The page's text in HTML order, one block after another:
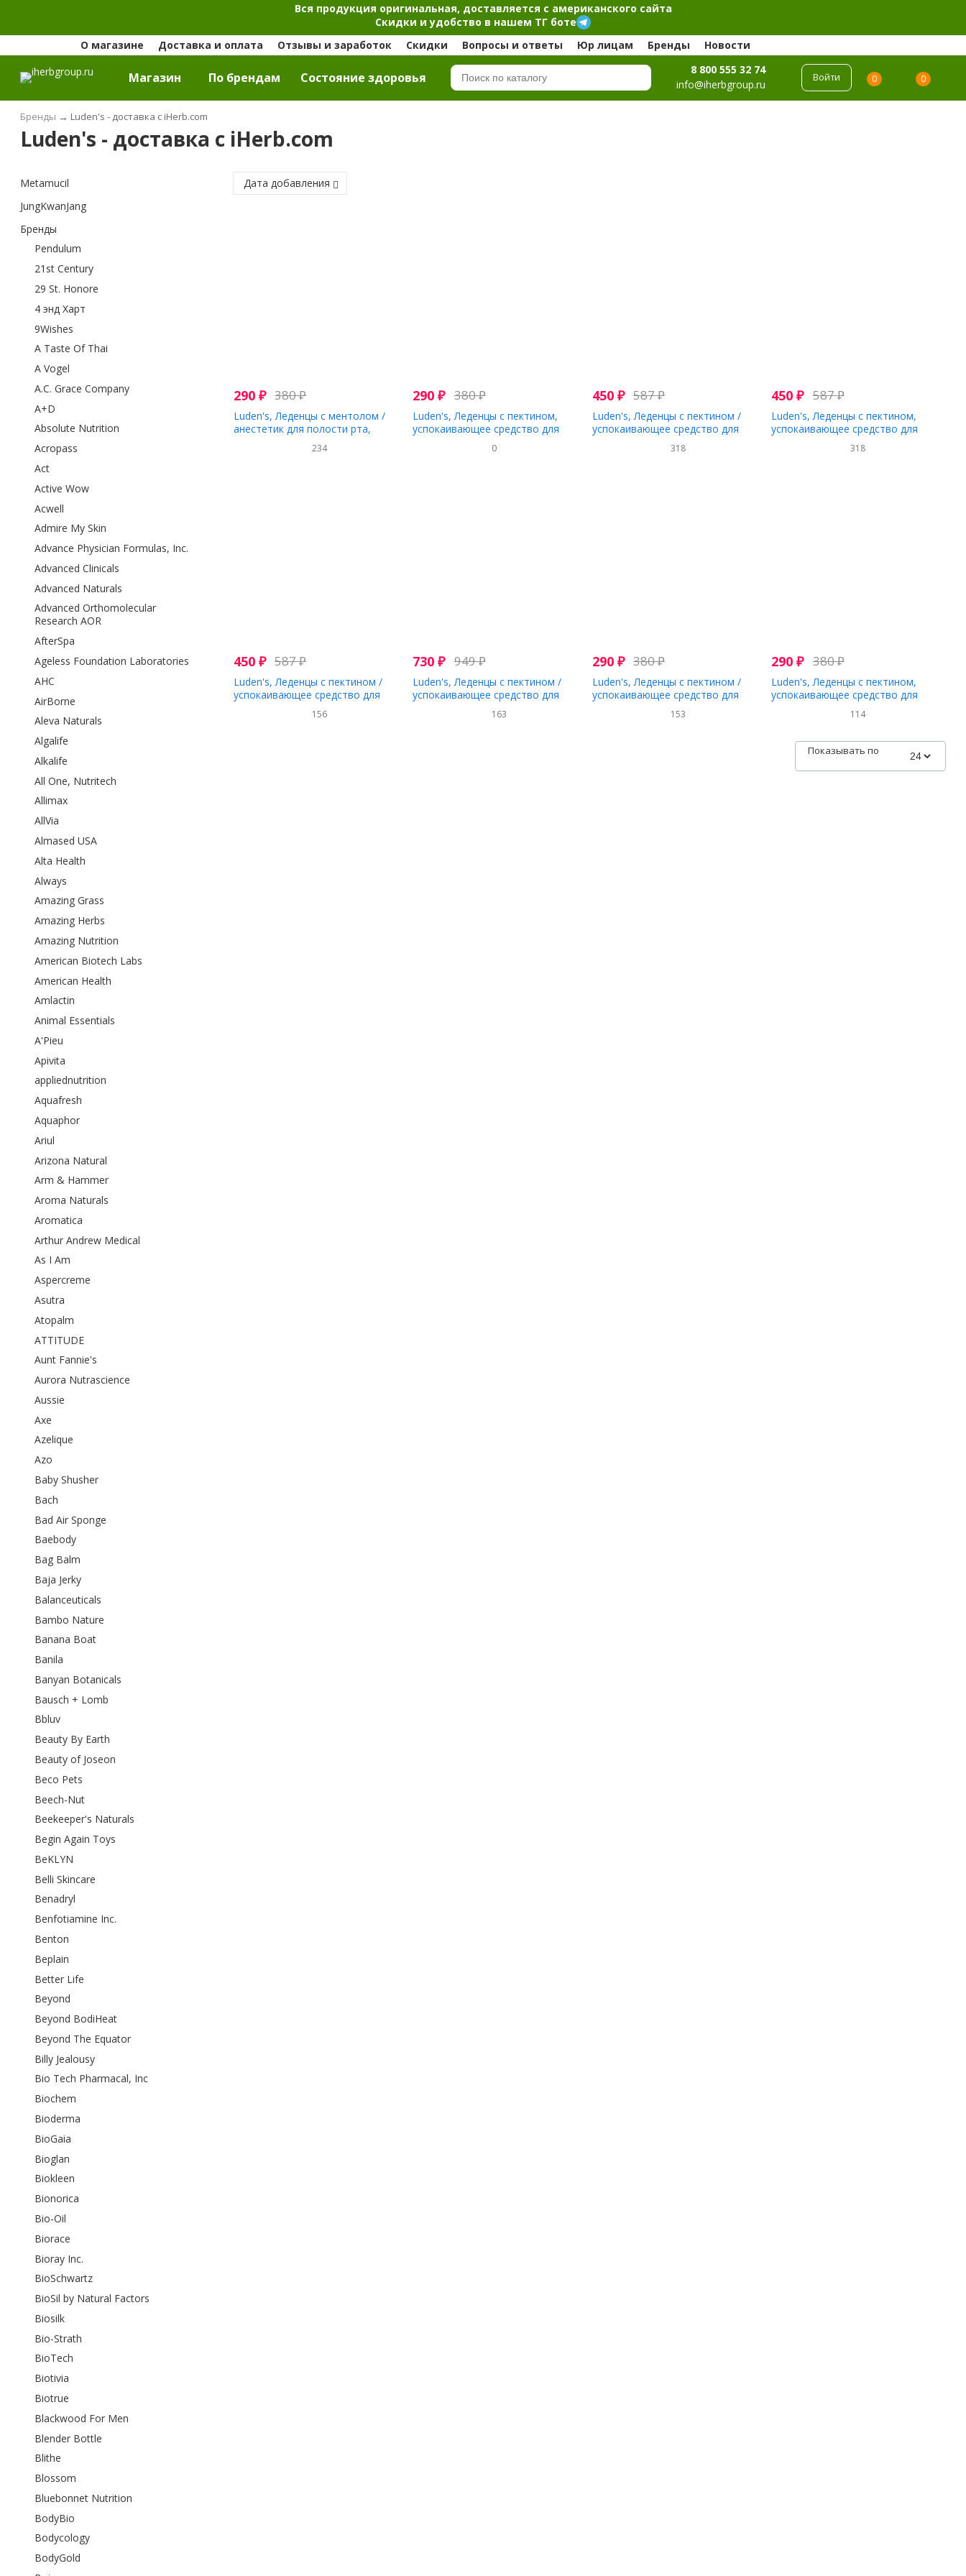
Вся продукция оригинальная, доставляется с американского сайта
Скидки и удобство в нашем ТГ боте
О магазине
Доставка и оплата Отзывы и заработок Скидки Вопросы и ответы Юр лицам Бренды Новости
Магазин По брендам Cостояние здоровья
8 800 555 32 74
info@iherbgroup.ru
Войти 0 0
Бренды → Luden's - доставка с iHerb.com
Luden's - доставка с iHerb.com
Metamucil
JungKwanJang
Бренды
Pendulum
21st Century
29 St. Honore
4 энд Харт
9Wishes
A Taste Of Thai
A Vogel
A.C. Grace Company
A+D
Absolute Nutrition
Acropass
Act
Active Wow
Acwell
Admire My Skin
Advance Physician Formulas, Inc.
Advanced Clinicals
Advanced Naturals
Advanced Orthomolecular
Research AOR
AfterSpa
Ageless Foundation Laboratories
AHC
AirBorne
Aleva Naturals
Algalife
Alkalife
All One, Nutritech
Allimax
AllVia
Almased USA
Alta Health
Always
Amazing Grass
Amazing Herbs
Amazing Nutrition
American Biotech Labs
American Health
Amlactin
Animal Essentials
A'Pieu
Apivita
appliednutrition
Aquafresh
Aquaphor
Ariul
Arizona Natural
Arm & Hammer
Aroma Naturals
Aromatica
Arthur Andrew Medical
As I Am
Aspercreme
Asutra
Atopalm
ATTITUDE
Aunt Fannie's
Aurora Nutrascience
Aussie
Axe
Azelique
Azo
Baby Shusher
Bach
Bad Air Sponge
Baebody
Bag Balm
Baja Jerky
Balanceuticals
Bambo Nature
Banana Boat
Banila
Banyan Botanicals
Bausch + Lomb
Bbluv
Beauty By Earth
Beauty of Joseon
Beco Pets
Beech-Nut
Beekeeper's Naturals
Begin Again Toys
BeKLYN
Belli Skincare
Benadryl
Benfotiamine Inc.
Benton
Beplain
Better Life
Beyond
Beyond BodiHeat
Beyond The Equator
Billy Jealousy
Bio Tech Pharmacal, Inc
Biochem
Bioderma
BioGaia
Bioglan
Biokleen
Bionorica
Bio-Oil
Biorace
Bioray Inc.
BioSchwartz
BioSil by Natural Factors
Biosilk
Bio-Strath
BioTech
Biotivia
Biotrue
Blackwood For Men
Blender Bottle
Blithe
Blossom
Bluebonnet Nutrition
BodyBio
Bodycology
BodyGold
Дата добавления
290 ₽ 380₽
Luden's, Леденцы с ментолом /
анестетик для полости рта,
234
290₽ 380₽
Luden's, Леденцы с пектином,
успокаивающее средство для
25 леденцов для горла
0
450 ₽ 587₽
Luden's, Леденцы с пектином /
успокаивающее средство для
вишня, 25 леденцов для горла
318
450₽ 587₽
Luden's, Леденцы с пектином,
успокаивающее средство для
леденцов для горла
318
450 ₽ 587₽
Luden's, Леденцы с пектином /
успокаивающее средство для
полости рта, арбуз, 25 леденцов
156
730₽ 949₽
Luden's, Леденцы с пектином /
успокаивающее средство для
полости рта, разные вкусы, 90
леденцов для горла
163
290 ₽ 380₽
Luden's, Леденцы с пектином /
успокаивающее средство для
полости рта, лесные ягоды, 30
капель для горла153
290₽ 380₽
Luden's, Леденцы с пектином,
успокаивающее средство для
полости рта, дикий мед, 30
капель для горла114
Показывать по